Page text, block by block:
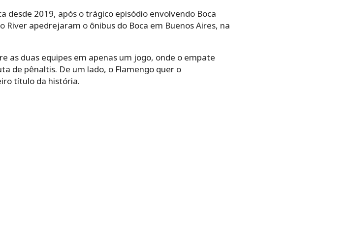
2019, após o trágico episódio envolvendo Boca
River apedrejaram o ônibus do Boca em Buenos Aires, na
as duas equipes em apenas um jogo, onde o empate
de pênaltis. De um lado, o Flamengo quer o
título da história.